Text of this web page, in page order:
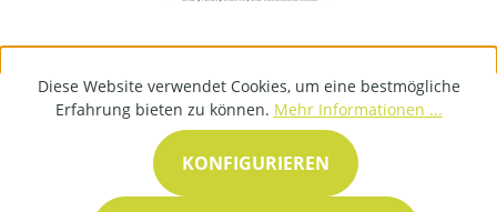
Diese Website verwendet Cookies, um eine bestmögliche
Erfahrung bieten zu können. Mehr Informationen ...
KONFIGURIEREN